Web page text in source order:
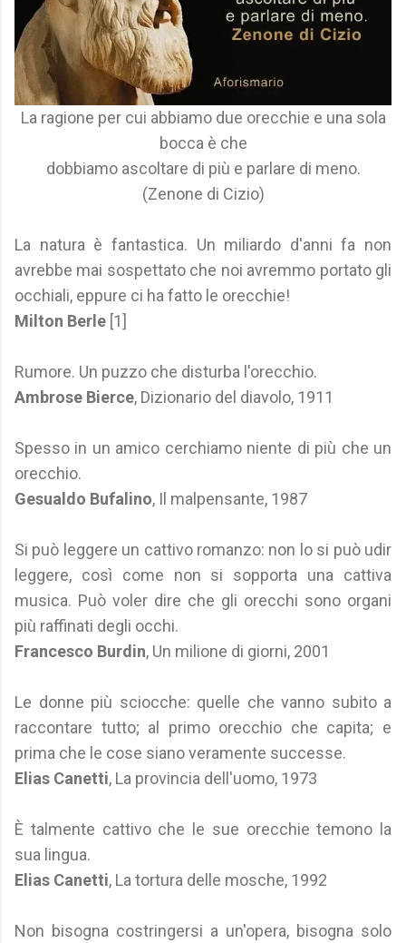
La ragione per cui abbiamo due orecchie e una sola
bocca è che
dobbiamo ascoltare di più e parlare di meno.
(Zenone di Cizio)
La natura è fantastica. Un miliardo d'anni fa non
avrebbe mai sospettato che noi avremmo portato gli
occhiali, eppure ci ha fatto le orecchie!
Milton Berle [1]
Rumore. Un puzzo che disturba l'orecchio.
Ambrose Bierce, Dizionario del diavolo, 1911
Spesso in un amico cerchiamo niente di più che un
orecchio.
Gesualdo Bufalino, Il malpensante, 1987
Si può leggere un cattivo romanzo: non lo si può udir
leggere, così come non si sopporta una cattiva
musica. Può voler dire che gli orecchi sono organi
più raffinati degli occhi.
Francesco Burdin, Un milione di giorni, 2001
Le donne più sciocche: quelle che vanno subito a
raccontare tutto; al primo orecchio che capita; e
prima che le cose siano veramente successe.
Elias Canetti, La provincia dell'uomo, 1973
È talmente cattivo che le sue orecchie temono la
sua lingua.
Elias Canetti, La tortura delle mosche, 1992
Non bisogna costringersi a un'opera, bisogna solo